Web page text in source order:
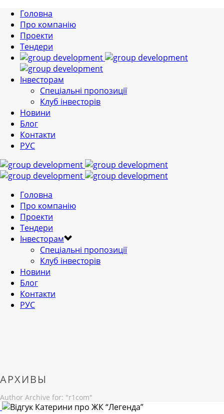
Головна
Про компанію
Проекти
Тендери
Інвесторам
Спеціальні пропозиції
Клуб інвесторів
Новини
Блог
Контакти
РУС
Головна
Про компанію
Проекти
Тендери
Інвесторам
Спеціальні пропозиції
Клуб інвесторів
Новини
Блог
Контакти
РУС
АРХИВЫ
Author Archive for: "r1com"